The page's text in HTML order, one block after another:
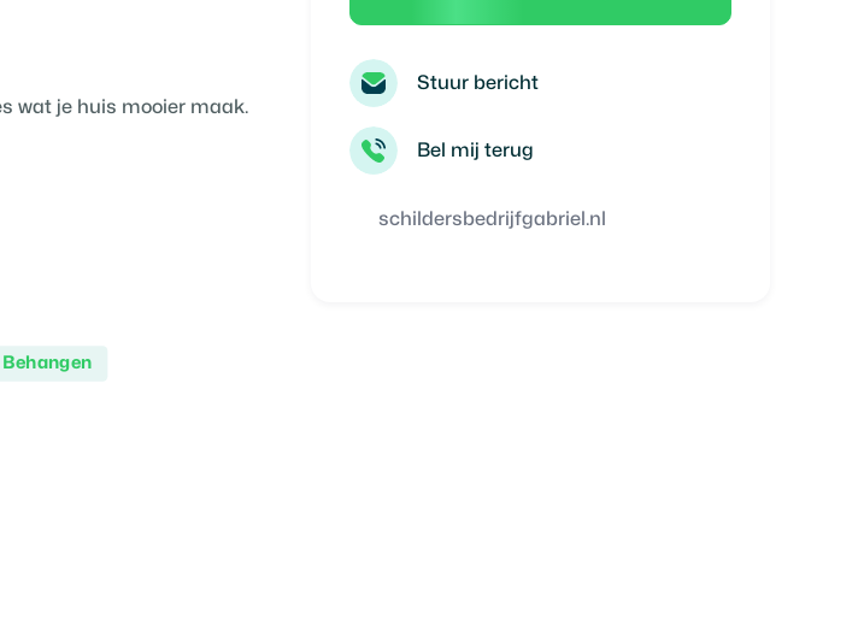
wat je huis mooier maak.
Behangen
Stuur bericht
Bel mij terug
schildersbedrijfgabriel.nl